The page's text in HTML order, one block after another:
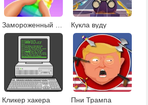
Кукла вуду
Кликер хакера Пни Трампа